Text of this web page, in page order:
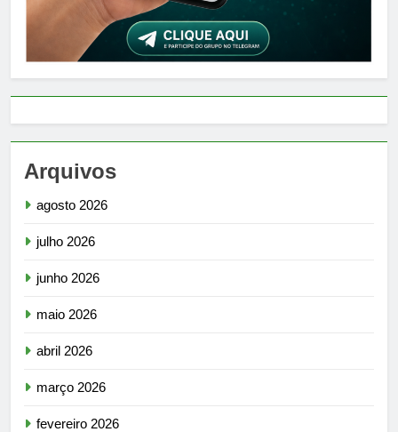
Arquivos
agosto 2026
julho 2026
junho 2026
maio 2026
abril 2026
março 2026
fevereiro 2026